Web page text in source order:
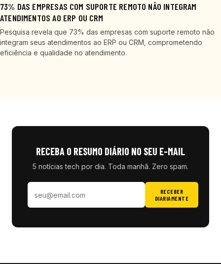
73% DAS EMPRESAS COM SUPORTE REMOTO NÃO INTEGRAM
ATENDIMENTOS AO ERP OU CRM
Pesquisa revela que 73% das empresas com suporte remoto não
integram seus atendimentos ao ERP ou CRM, comprometendo
eficiência e qualidade no atendimento.
RECEBA O RESUMO DIÁRIO NO SEU E-MAIL
5 notícias tech por dia. Toda manhã. Zero spam.
RECEBER
DIARIAMENTE